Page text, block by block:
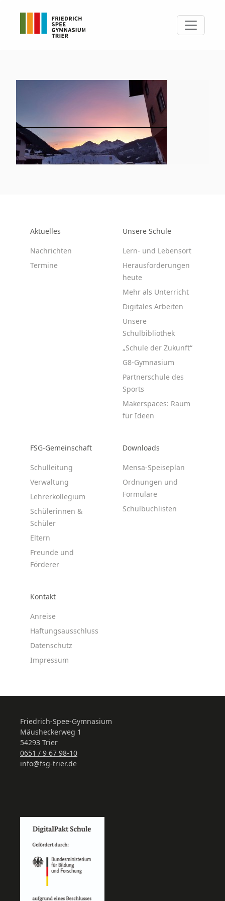
Aktuelles
Nachrichten
Termine
Unsere Schule
Lern- und Lebensort
Herausforderungen
heute
Mehr als Unterricht
Digitales Arbeiten
Unsere
Schulbibliothek
„Schule der Zukunft“
G8-Gymnasium
Partnerschule des
Sports
Makerspaces: Raum
für Ideen
FSG-Gemeinschaft
Schulleitung
Verwaltung
Lehrerkollegium
Schülerinnen &
Schüler
Eltern
Freunde und
Förderer
Downloads
Mensa-Speiseplan
Ordnungen und
Formulare
Schulbuchlisten
Kontakt
Anreise
Haftungsausschluss
Datenschutz
Impressum
Friedrich-Spee-Gymnasium
Mäusheckerweg 1
54293 Trier
0651 / 9 67 98-10
info@fsg-trier.de